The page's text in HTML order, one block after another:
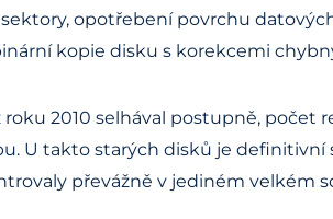
sektory, opotřebení povrchu
kopie disku s korekcemi
2010 selhával postupně, počet
U takto starých disků je
převážně v jediném velkém